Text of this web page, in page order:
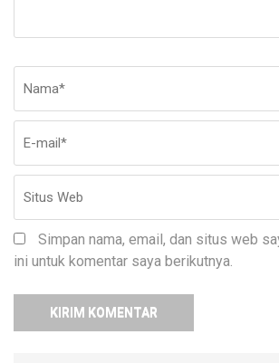
Simpan nama, email, dan situs web
ini untuk komentar saya berikutnya.